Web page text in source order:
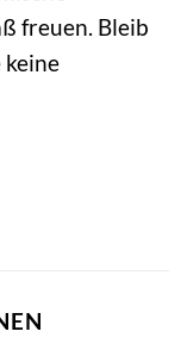
freuen. Bleib
keine